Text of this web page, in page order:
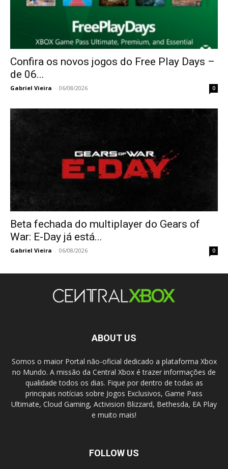
Confira os novos jogos do Free Play Days –
de 06...
Gabriel Vieira - 06/08/2026 0
Beta fechada do multiplayer do Gears of
War: E-Day já está...
Gabriel Vieira - 06/08/2026 0
ABOUT US
Somos o maior Portal não-oficial dedicado a plataforma Xbox
no Mundo. A missão da Central Xbox é trazer informações de
qualidade todos os dias. Fique por dentro de todas as
principais notícias sobre Jogos Exclusivos, Game Pass
Ultimate, Cloud Gaming, Activision Blizzard, Bethesda, EA Play
e muito mais!
FOLLOW US